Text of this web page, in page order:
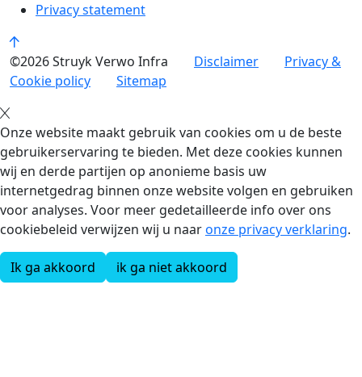
Privacy statement
©2026 Struyk Verwo Infra Disclaimer
Privacy &
Cookie policy
Sitemap
Onze website maakt gebruik van cookies om u de beste
gebruikerservaring te bieden. Met deze cookies kunnen
wij en derde partijen op anonieme basis uw
internetgedrag binnen onze website volgen en gebruiken
voor analyses. Voor meer gedetailleerde info over ons
cookiebeleid verwijzen wij u naaronze privacy verklaring.
Ik ga akkoord ik ga niet akkoord